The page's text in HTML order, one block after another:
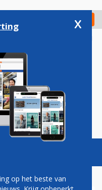
Check in
Vacatures
x
op het beste van